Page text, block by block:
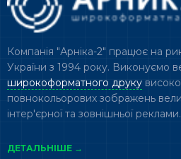
Компанія "Арніка-2" працює на
України з 1994 року. Виконуємо
широкоформатного друку
повнокольорових зображень
інтер'єрної та зовнішньої реклами.
ДЕТАЛЬНІШЕ →